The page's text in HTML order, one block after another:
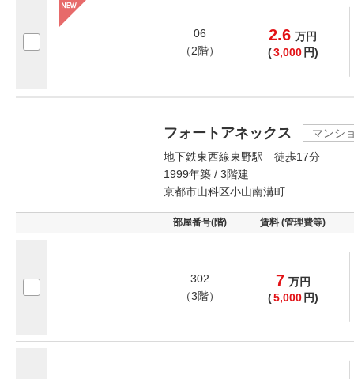
06
（2階）
2.6 万円
(3,000 円)
フォートアネックス
マンシ
地下鉄東西線東野駅 徒歩17分
1999年築 / 3階建
京都市山科区小山南溝町
部屋番号(階) 賃料 (管理費等)
302
（3階）
7 万円
(5,000 円)